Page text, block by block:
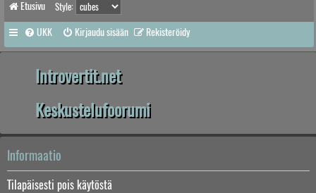
Etusivu Style:
UKK Kirjaudu sisään Rekisteröidy
Introvertit.net
Keskustelufoorumi
Informaatio
Tilapäisesti pois käytöstä